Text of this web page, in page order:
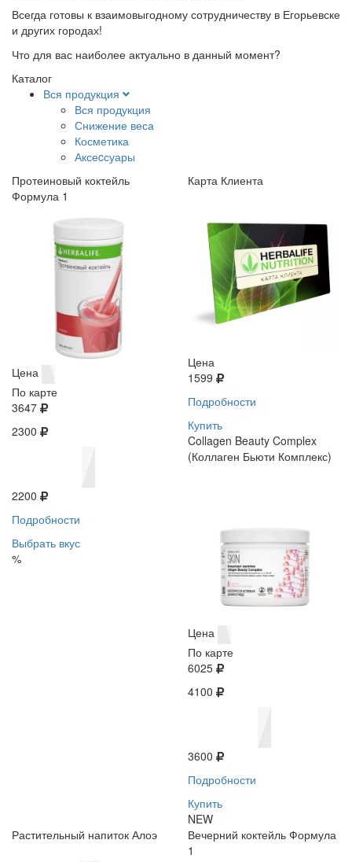
Всегда готовы к взаимовыгодному сотрудничеству в Егорьевске
и других городах!
Что для вас наиболее актуально в данный момент?
Каталог
Вся продукция
Вся продукция
Снижение веса
Косметика
Аксеcсуары
Протеиновый коктейль
Формула 1
Цена
По карте
3647
2300
2200
Подробности
Выбрать вкус
%
Карта Клиента
Цена
1599
Подробности
Купить
Collagen Beauty Complex
(Коллаген Бьюти Комплекс)
Цена
По карте
6025
4100
3600
Подробности
Купить
NEW
Растительный напиток Алоэ
Вечерний коктейль Формула
1